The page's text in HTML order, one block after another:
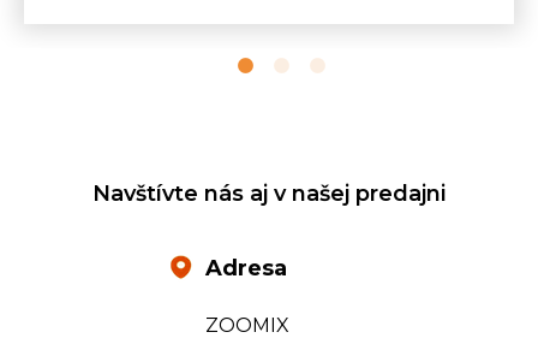
Navštívte nás aj v našej predajni
Adresa
ZOOMIX